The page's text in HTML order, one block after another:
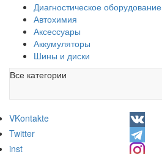
Диагностическое оборудование
Автохимия
Аксессуары
Аккумуляторы
Шины и диски
Все категории
VKontakte
Twitter
inst